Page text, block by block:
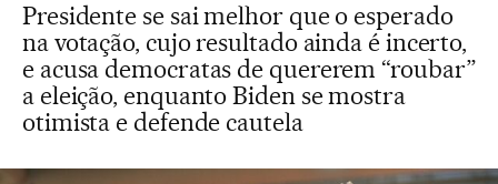
Presidente se sai melhor que o esperado
na votação, cujo resultado ainda é incerto,
e acusa democratas de quererem “roubar”
a eleição, enquanto Biden se mostra
otimista e defende cautela